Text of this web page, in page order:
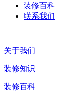
装修百科
联系我们
关于我们
装修知识
装修百科